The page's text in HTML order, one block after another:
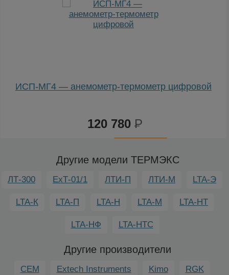
ИСП-МГ4 — анемометр-термометр цифровой
120 780Р
Другие модели ТЕРМЭКС
ЛТ-300 ЕхТ-01/1 ЛТИ-П ЛТИ-М LTA-Э
LTA-К LTA-П LTA-Н LTA-М LTA-НТ
LTA-НФ LTA-НТС
Другие производители
CEM Extech Instruments Kimo RGK